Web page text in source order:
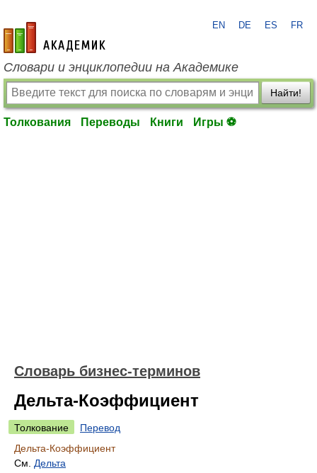
academic.ru
EN DE ES FR
Словари и энциклопедии на Академике
Найти!
Толкования Переводы Книги Игры ⚽
Словарь бизнес-терминов
Дельта-Коэффициент
Толкование
Перевод
Дельта-Коэффициент
См. Дельта